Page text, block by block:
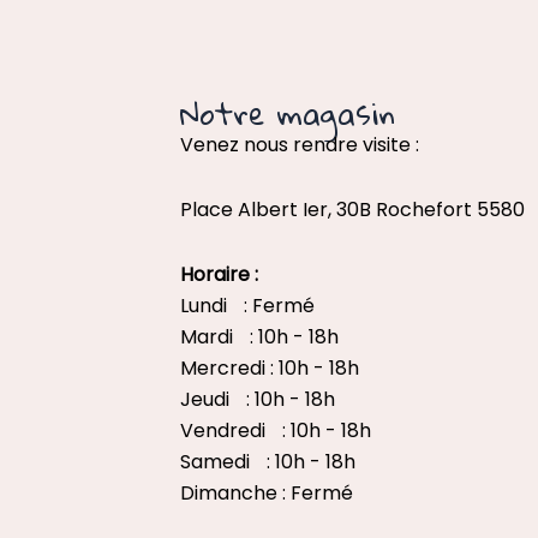
Notre magasin
Venez nous rendre visite :
Place Albert Ier, 30B Rochefort 5580
Horaire :
Lundi : Fermé
Mardi : 10h - 18h
Mercredi : 10h - 18h
Jeudi : 10h - 18h
Vendredi : 10h - 18h
Samedi : 10h - 18h
Dimanche : Fermé